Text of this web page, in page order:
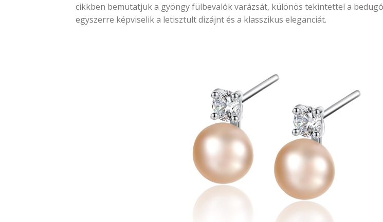
cikkben bemutatjuk a gyöngy fülbevalók varázsát, különös tekintettel a
egyszerre képviselik a letisztult dizájnt és a klasszikus eleganciát.